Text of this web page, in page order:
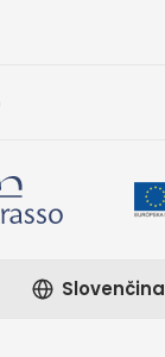
Slovenčina